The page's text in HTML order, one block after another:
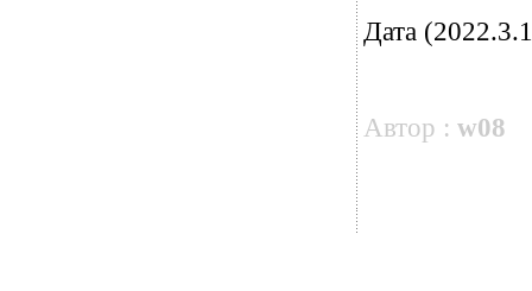
Дата
Автор : w08